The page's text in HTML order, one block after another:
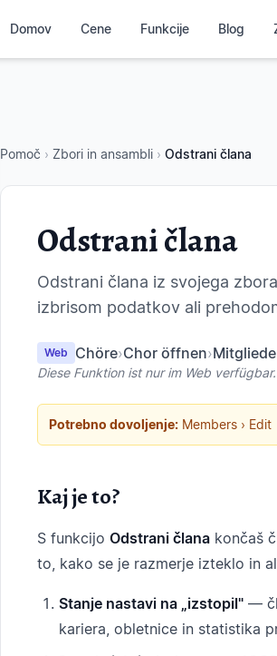
Domov Cene Funkcije Blog
Pomoč › Zbori in ansambli › Odstrani člana
Odstrani člana
Odstrani člana iz svojega
izbrisom podatkov ali
Web Chöre›Chor öffnen›
Diese Funktion ist nur im Web verfügbar.
Potrebno dovoljenje: Members › Edit
Kaj je to?
S funkcijo Odstrani člana končaš
to, kako se je razmerje izteklo in
Stanje nastavi na „izstopil" —
kariera, obletnice in statistika